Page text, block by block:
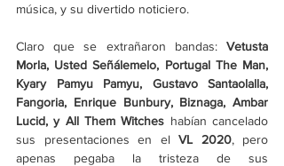
música, y su divertido noticiero.
Claro que se extrañaron bandas: Vetusta
Morla, Usted Señálemelo, Portugal The Man,
Kyary Pamyu Pamyu, Gustavo Santaolalla,
Fangoria, Enrique Bunbury, Biznaga, Ambar
Lucid, y All Them Witches habían cancelado
sus presentaciones en el VL 2020, pero
apenas pegaba la tristeza de sus